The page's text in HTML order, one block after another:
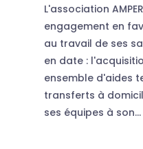
L'association
engagement en
au travail de ses
en date :
ensemble d'aides
transferts à
ses équipes à son...